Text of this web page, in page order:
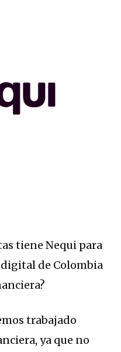
tiene Nequi para
de Colombia
trabajado
ya que no